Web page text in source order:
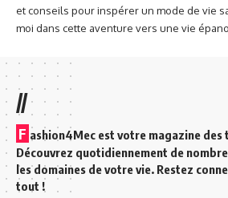
et conseils pour inspérer un mode de vie
moi dans cette aventure vers une vie
//
F ashion4Mec est votre magazine
Découvrez quotidiennement de
les domaines de votre vie. Restez
tout !